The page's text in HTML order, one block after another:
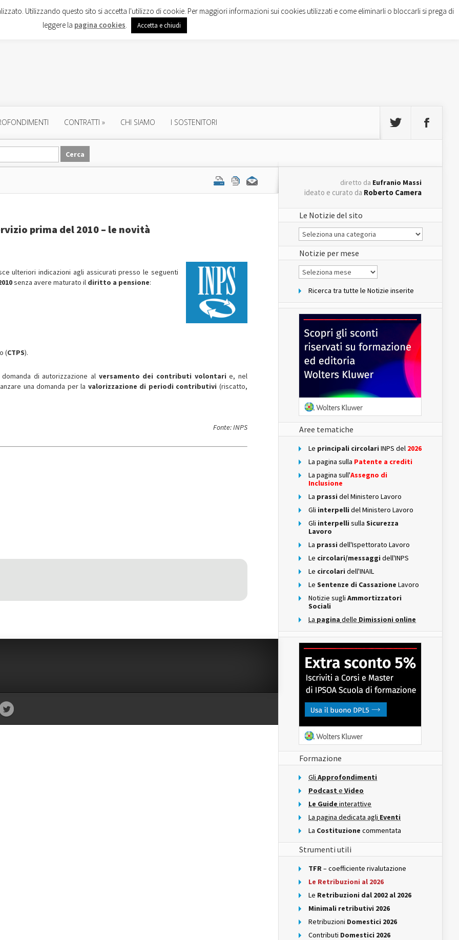
CONTRATTI » CHI SIAMO I SOSTENITORI
prima del 2010 – le novità
ulteriori indicazioni agli assicurati presso le seguenti
senza avere maturato il diritto a pensione:
(CTPS).
di autorizzazione al versamento dei contributi volontari e, nel
una domanda per la valorizzazione di periodi contributivi (riscatto,
Fonte: INPS
diretto da Eufranio Massi
ideato e curato da Roberto Camera
Le Notizie del sito
Le
Notizie
del
sito
Notizie per mese
Notizie
per
Ricerca tra tutte le Notizie inserite
Aree tematiche
Le principali circolari INPS del 2026
La pagina sulla Patente a crediti
La pagina sull'Assegno di
Inclusione
La prassi del Ministero Lavoro
Gli interpelli del Ministero Lavoro
Gli interpelli sulla Sicurezza
Lavoro
La prassi dell'Ispettorato Lavoro
Le circolari/messaggi dell'INPS
Le circolari dell'INAIL
Le Sentenze di Cassazione Lavoro
Notizie sugli Ammortizzatori
Sociali
La pagina delle Dimissioni online
Formazione
Gli Approfondimenti
Podcast e Video
Le Guide interattive
La pagina dedicata agli Eventi
La Costituzione commentata
Strumenti utili
TFR– coefficiente rivalutazione
Le Retribuzioni al 2026
Le Retribuzioni dal 2002 al 2026
Minimali retributivi 2026
Retribuzioni Domestici 2026
Contributi Domestici 2026
Utilizzando questo sito si accetta l'utilizzo di cookie. Per maggiori informazioni sui cookies utilizzati e come eliminarli o bloccarli si prega di
leggere la pagina cookies. Accetta e chiudi